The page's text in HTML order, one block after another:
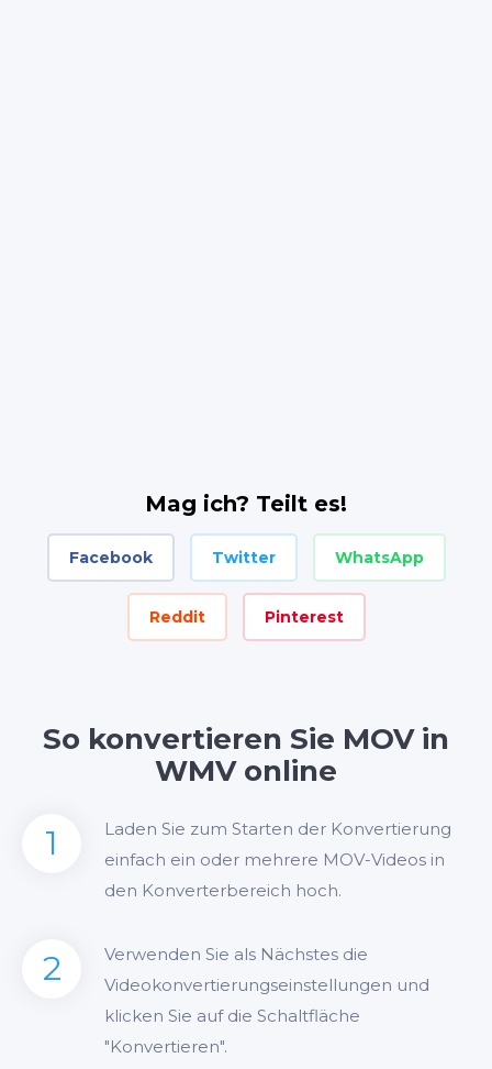
Mag ich? Teilt es!
Facebook Twitter WhatsApp
Reddit Pinterest
So konvertieren Sie MOV in
WMV online
1
Laden Sie zum Starten der Konvertierung
einfach ein oder mehrere MOV-Videos in
den Konverterbereich hoch.
2
Verwenden Sie als Nächstes die
Videokonvertierungseinstellungen und
klicken Sie auf die Schaltfläche
"Konvertieren".